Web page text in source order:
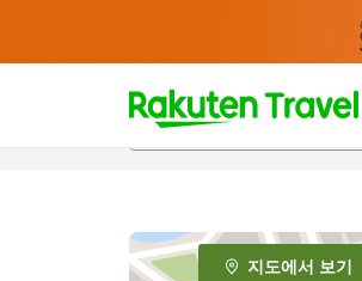
t
p
e
_
지도에서 보기